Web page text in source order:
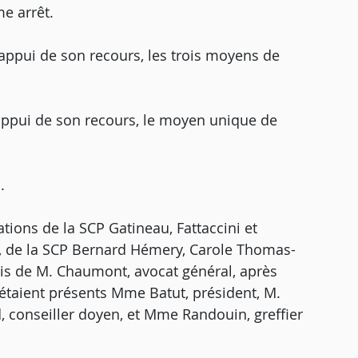
arrêt.
de son recours, les trois moyens de
de son recours, le moyen unique de
de la SCP Gatineau, Fattaccini et
la SCP Bernard Hémery, Carole Thomas-
de M. Chaumont, avocat général, après
présents Mme Batut, président, M.
doyen, et Mme Randouin, greffier